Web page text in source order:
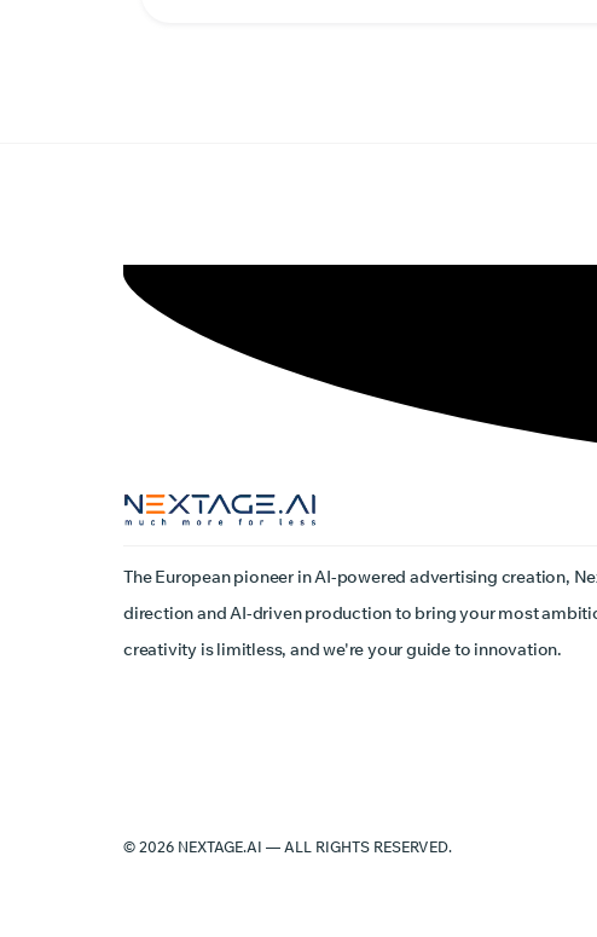
The European pioneer in AI-powered advertising creation,
direction and AI-driven production to bring your most
creativity is limitless, and we're your guide to innovation.
© 2026 NEXTAGE.AI — ALL RIGHTS RESERVED.